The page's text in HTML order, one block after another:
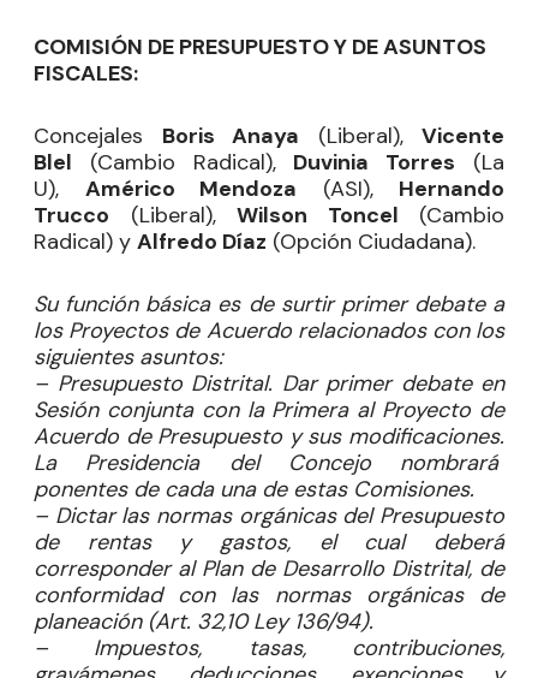
COMISIÓN DE PRESUPUESTO Y DE ASUNTOS
FISCALES:
Concejales Boris Anaya (Liberal), Vicente
Blel (Cambio Radical), Duvinia Torres (La
U), Américo Mendoza (ASI), Hernando
Trucco (Liberal), Wilson Toncel (Cambio
Radical) y Alfredo Díaz (Opción Ciudadana).
Su función básica es de surtir primer debate a
los Proyectos de Acuerdo relacionados con los
siguientes asuntos:
– Presupuesto Distrital. Dar primer debate en
Sesión conjunta con la Primera al Proyecto de
Acuerdo de Presupuesto y sus modificaciones.
La Presidencia del Concejo nombrará
ponentes de cada una de estas Comisiones.
– Dictar las normas orgánicas del Presupuesto
de rentas y gastos, el cual deberá
corresponder al Plan de Desarrollo Distrital, de
conformidad con las normas orgánicas de
planeación (Art. 32,10 Ley 136/94).
– Impuestos, tasas, contribuciones,